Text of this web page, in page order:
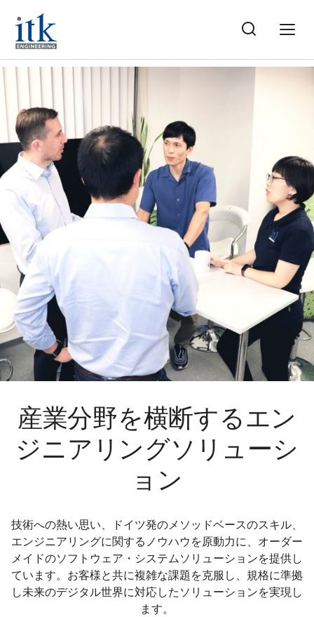
産業分野を横断するエン
ジニアリングソリューシ
ョン
技術への熱い思い、ドイツ発のメソッドベースのスキル、
エンジニアリングに関するノウハウを原動力に、オーダー
メイドのソフトウェア・システムソリューションを提供し
ています。お客様と共に複雑な課題を克服し、規格に準拠
し未来のデジタル世界に対応したソリューションを実現し
ます。